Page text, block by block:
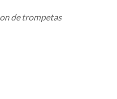
de trompetas